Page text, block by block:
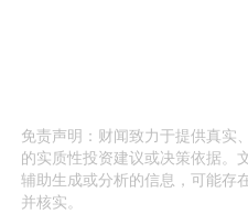
免责声明：财闻致力于提供真实
的实质性投资建议或决策依据。
辅助生成或分析的信息，可能存
并核实。